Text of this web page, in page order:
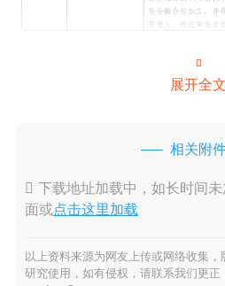

展开全文
相关附
 下载地址加载中，如长时间
面或点击这里加载
以上资料来源为网友上传或网络收集
研究使用，如有侵权，请联系我们更正